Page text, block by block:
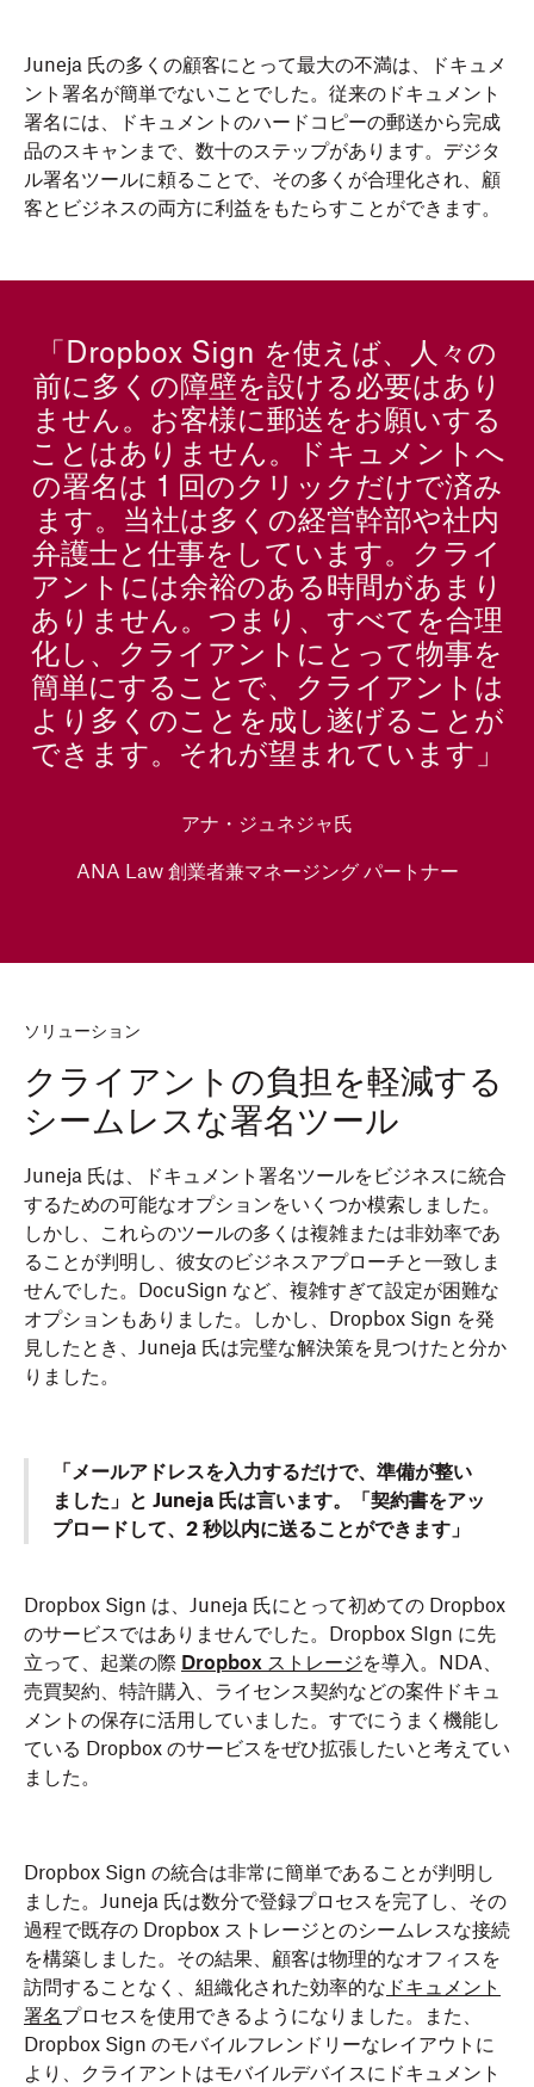
Juneja 氏の多くの顧客にとって最大の不満は、ドキュメ
ント署名が簡単でないことでした。従来のドキュメント
署名には、ドキュメントのハードコピーの郵送から完成
品のスキャンまで、数十のステップがあります。デジタ
ル署名ツールに頼ることで、その多くが合理化され、顧
客とビジネスの両方に利益をもたらすことができます。
「Dropbox Sign を使えば、人々の
前に多くの障壁を設ける必要はあり
ません。お客様に郵送をお願いする
ことはありません。ドキュメントへ
の署名は 1 回のクリックだけで済み
ます。当社は多くの経営幹部や社内
弁護士と仕事をしています。クライ
アントには余裕のある時間があまり
ありません。つまり、すべてを合理
化し、クライアントにとって物事を
簡単にすることで、クライアントは
より多くのことを成し遂げることが
できます。それが望まれています」
アナ・ジュネジャ氏
ANA Law 創業者兼マネージング パートナー
ソリューション
クライアントの負担を軽減する
シームレスな署名ツール
Juneja 氏は、ドキュメント署名ツールをビジネスに統合
するための可能なオプションをいくつか模索しました。
しかし、これらのツールの多くは複雑または非効率であ
ることが判明し、彼女のビジネスアプローチと一致しま
せんでした。DocuSign など、複雑すぎて設定が困難な
オプションもありました。しかし、Dropbox Sign を発
見したとき、Juneja 氏は完璧な解決策を見つけたと分か
りました。
「メールアドレスを入力するだけで、準備が整い
ました」と Juneja 氏は言います。「契約書をアッ
プロードして、2 秒以内に送ることができます」
Dropbox Sign は、Juneja 氏にとって初めての Dropbox
のサービスではありませんでした。Dropbox SIgn に先
立って、起業の際 Dropbox ストレージを導入。NDA、
売買契約、特許購入、ライセンス契約などの案件ドキュ
メントの保存に活用していました。すでにうまく機能し
ている Dropbox のサービスをぜひ拡張したいと考えてい
ました。
Dropbox Sign の統合は非常に簡単であることが判明し
ました。Juneja 氏は数分で登録プロセスを完了し、その
過程で既存の Dropbox ストレージとのシームレスな接続
を構築しました。その結果、顧客は物理的なオフィスを
訪問することなく、組織化された効率的な ドキュメント
署名プロセスを使用できるようになりました。また、
Dropbox Sign のモバイルフレンドリーなレイアウトに
より、クライアントはモバイルデバイスにドキュメント